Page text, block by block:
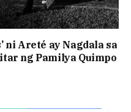
ni Areté ay Nagdala sa
ng Pamilya Quimpo